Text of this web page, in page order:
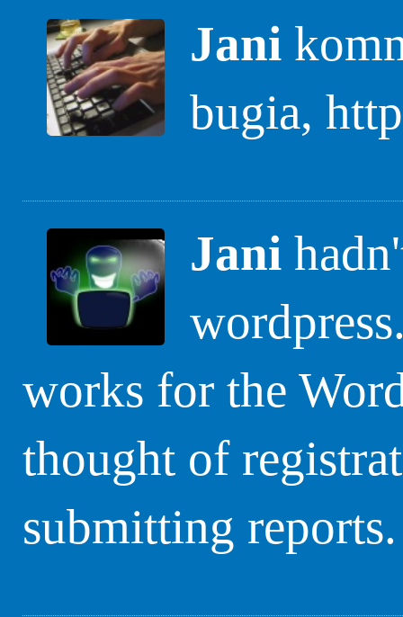
Jani
bugia,
Jani
works for the
thought of
submitting reports.